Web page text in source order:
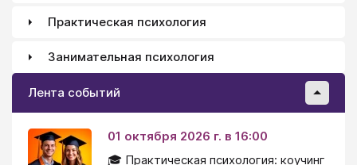
Практическая психология
Занимательная психология
Лента событий
01 октября 2026 г. в 16:00
🎓 Практическая психология: коучинг